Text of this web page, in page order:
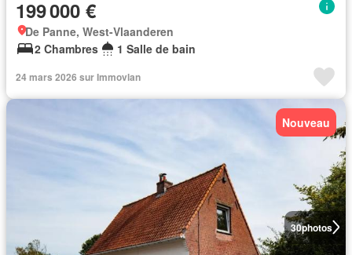
199 000 €
De Panne, West-Vlaanderen
2 Chambres
1 Salle de bain
24 mars 2026 sur Immovlan
30photos
Nouveau